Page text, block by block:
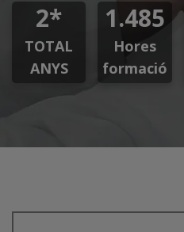
2*
TOTAL
ANYS
1.485
Hores
formació